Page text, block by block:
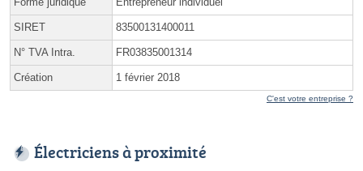
SIRET 83500131400011
N° TVA Intra. FR03835001314
Création 1 février 2018
C'est votre entreprise ?
Électriciens à proximité